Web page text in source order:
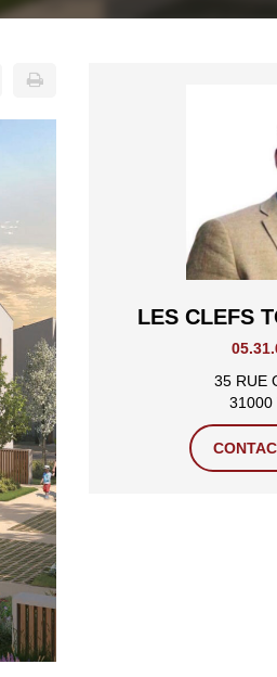
LES CLEFS
35 RUE
31000